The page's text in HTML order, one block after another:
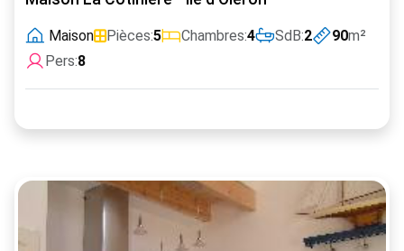
Maison Pièces:5 Chambres:4 SdB:2 90m²
Pers:8